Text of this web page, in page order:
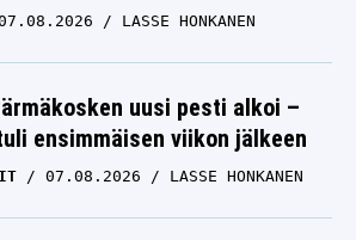
LASSE HONKANEN
uusi pesti alkoi –
ensimmäisen viikon jälkeen
07.08.2026 LASSE HONKANEN